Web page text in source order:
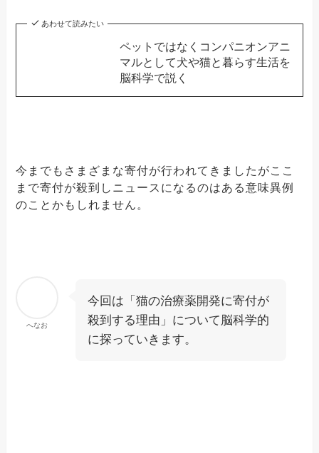
あわせて読みたい
ペットではなくコンパニオンアニ
マルとして犬や猫と暮らす生活を
脳科学で説く
今までもさまざまな寄付が行われてきましたがここ
まで寄付が殺到しニュースになるのはある意味異例
のことかもしれません。
へなお
今回は「猫の治療薬開発に寄付が
殺到する理由」について脳科学的
に探っていきます。